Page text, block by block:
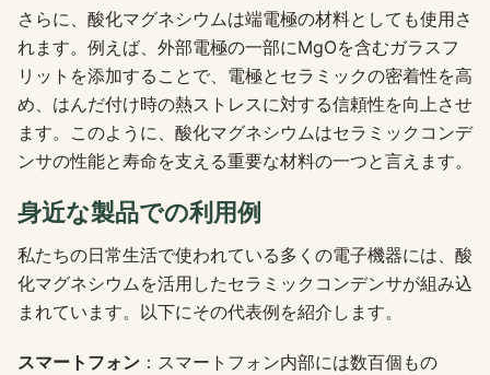
さらに、酸化マグネシウムは端電極の材料としても使用さ
れます。例えば、外部電極の一部にMgOを含むガラスフ
リットを添加することで、電極とセラミックの密着性を高
め、はんだ付け時の熱ストレスに対する信頼性を向上させ
ます。このように、酸化マグネシウムはセラミックコンデ
ンサの性能と寿命を支える重要な材料の一つと言えます。
身近な製品での利用例
私たちの日常生活で使われている多くの電子機器には、酸
化マグネシウムを活用したセラミックコンデンサが組み込
まれています。以下にその代表例を紹介します。
スマートフォン ：スマートフォン内部には数百個もの